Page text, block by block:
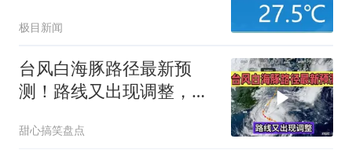
极目新闻
台风白海豚路径最新预
测！路线又出现调整，沿
甜心搞笑盘点